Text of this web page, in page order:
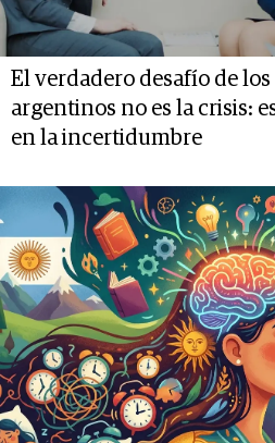
El verdadero desafío de
argentinos no es la crisis:
en la incertidumbre